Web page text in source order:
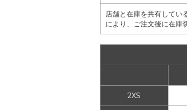
店舗と在庫を共有してい
により、ご注文後に在庫
2XS